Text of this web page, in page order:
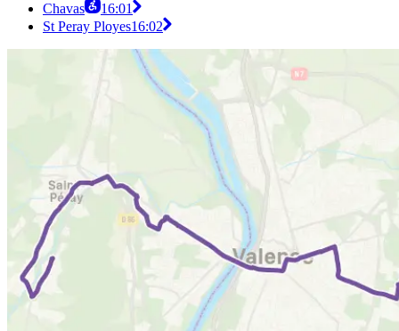
Chavas
16:01
St Peray Ployes16:02